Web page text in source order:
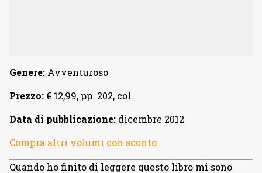
Genere: Avventuroso
Prezzo: € 12,99, pp. 202, col.
Data di pubblicazione: dicembre 2012
Compra altri volumi con sconto
Quando ho finito di leggere questo libro mi sono